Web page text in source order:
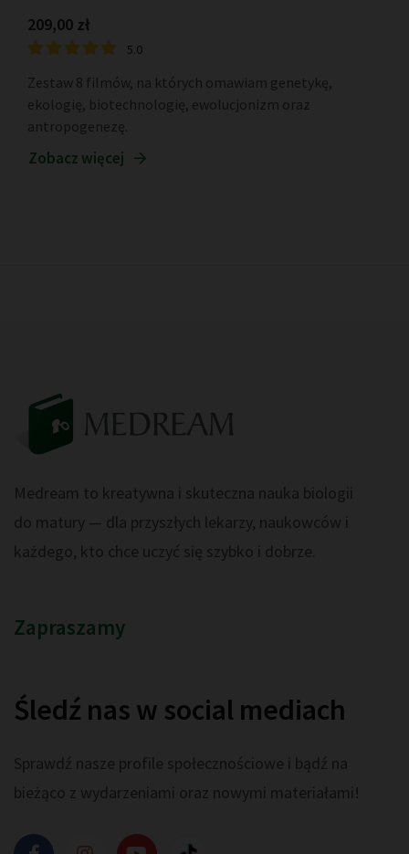
209,00 zł
5.0
Zestaw 8 filmów, na których omawiam genetykę,
ekologię, biotechnologię, ewolucjonizm oraz
antropogenezę.
Zobacz więcej
Medream to kreatywna i skuteczna nauka biologii
do matury — dla przyszłych lekarzy, naukowców i
każdego, kto chce uczyć się szybko i dobrze.
Zapraszamy
Śledź nas w social mediach
Sprawdź nasze profile społecznościowe i bądź na
bieżąco z wydarzeniami oraz nowymi materiałami!